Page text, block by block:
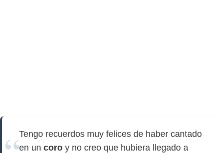
Tengo recuerdos muy felices de haber cantado
en un coro y no creo que hubiera llegado a